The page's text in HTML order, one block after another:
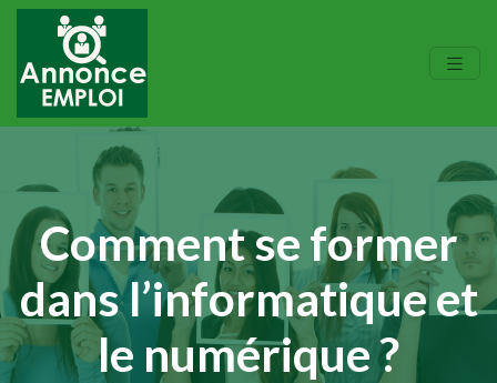
Comment se former
dans l’informatique et
le numérique ?